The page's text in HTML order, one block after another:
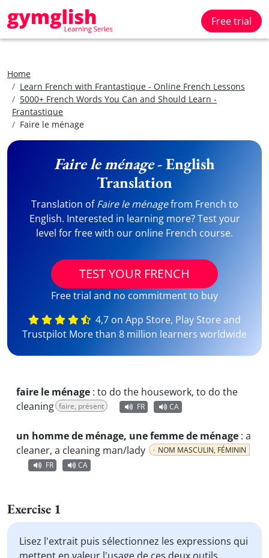
Free trial
Home
Learn French with Frantastique - Online French Lessons
5000+ French Words You Can and Should Learn -
Frantastique
Faire le ménage
Faire le ménage- English
Translation
Translation ofFaire le ménagefrom French to
English. Interested in learning more? Test your
level for free with our online French course.
TEST YOUR FRENCH
Free trial and no commitment to buy
4,7 on App Store, Play Store and
Trustpilot More than 8 million learners worldwide
faire le ménage : to do the housework, to do the
cleaning faire, présent FR CA
un homme de ménage, une femme de ménage : a
cleaner, a cleaning man/lady
NOM MASCULIN, FÉMININ
FR
CA
Exercise 1
Lisez l'extrait puis sélectionnez les expressions qui